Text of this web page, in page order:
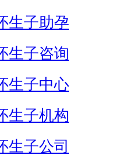
生子助孕
生子咨询
生子中心
生子机构
生子公司